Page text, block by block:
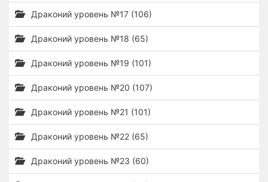
Драконий уровень №17 (106)
Драконий уровень №18 (65)
Драконий уровень №19 (101)
Драконий уровень №20 (107)
Драконий уровень №21 (101)
Драконий уровень №22 (65)
Драконий уровень №23 (60)